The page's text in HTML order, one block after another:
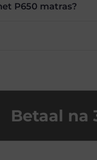
P650 matras?
Betaal na